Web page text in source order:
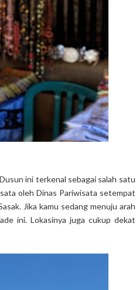
ini terkenal sebagai salah satu
oleh Dinas Pariwisata setempat
Jika kamu sedang menuju arah
ini. Lokasinya juga cukup dekat